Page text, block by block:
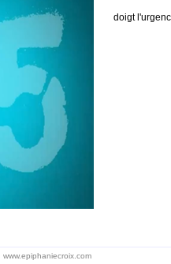
doigt
www.epiphaniecroix.com